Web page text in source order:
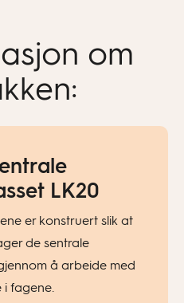
om
LK20
er konstruert slik at
de sentrale
å arbeide med
fagene.